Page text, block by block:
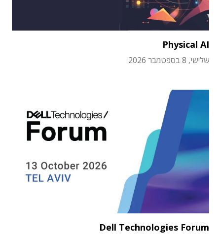
Physical AI
שלישי, 8 בספטמבר 2026
Dell Technologies Forum